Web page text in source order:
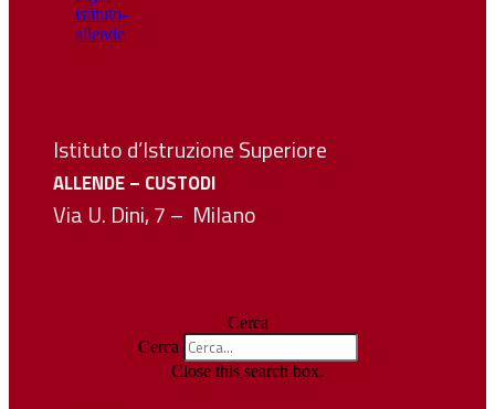
Istituto d’Istruzione Superiore
ALLENDE – CUSTODI
Via U. Dini, 7 – Milano
Cerca
Cerca
Close this search box.